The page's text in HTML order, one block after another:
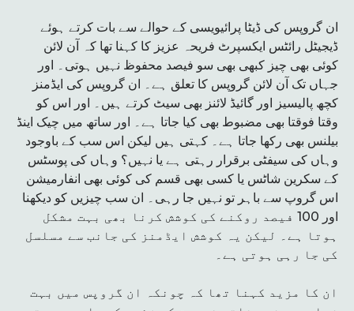
ان گروپس کی ڈیٹا پرائیویسی کے حوالے سے بات کرتے ہوئے
ڈیجیٹل رائٹس ایکسپرٹ فریحہ عزیز کا کہنا تھا کہ آن لائن
کوئی بھی چیز کبھی بھی سو فیصد محفوظ نہیں ہوتی۔ اور
جہاں تک آن لائن گروپس کا تعلق ہے۔ ان گروپس کی ایڈمنز
کچھ پالیسیز اور گائیڈ لائنز بھی سیٹ کرتے ہیں۔ اور اس کو
وقتا فوقتا بھی مضبوط بھی کیا جاتا ہے۔ اور ساتھ میں چیک اینڈ
بیلنس بھی رکھا جاتا ہے۔ کہتی ہیں لیکن اس سب کے باوجود
وہاں کی سیفٹی برقرار رہتی ہے یا نہیں؟ وہاں کی پوسٹس
کے سکرین شاٹس یا کسی بھی قسم کی کوئی بھی انفارمیشن
اس گروپ سے باہر تو نہیں جا رہی۔ ان سب چیزیں کو دیکھنا
اور 100 فیصد روکنے کی کوشش کرنا بھی بہت مشکل
ہوتا ہے۔ لیکن یہ کوشش ایڈمنز کی جانب سے مسلسل
کی جا رہی ہوتی ہے۔
ان کا مزید کہنا تھا کہ چونکہ ان گروپس میں بہت